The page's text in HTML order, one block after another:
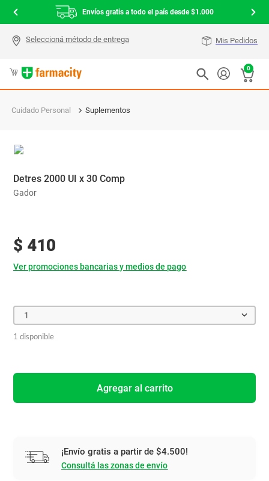
Envíos gratis a todo el país desde $1.000
Mis Pedidos
0
Cuidado Personal Suplementos
Detres 2000 UI x 30 Comp
Gador
$ 410
Ver promociones bancarias y medios de pago
1
1 disponible
Agregar al carrito
¡Envío gratis a partir de $4.500!
Consultá las zonas de envío